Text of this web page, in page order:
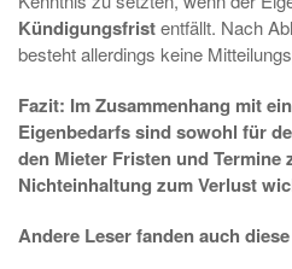
Kündigungsfristentfällt. Nach
besteht allerdings keine
Fazit: Im Zusammenhang mit
Eigenbedarfs sind sowohl für
den Mieter Fristen und Termine
Nichteinhaltung zum Verlust
Andere Leser fanden auch